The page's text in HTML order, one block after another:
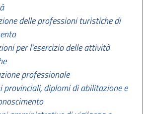
delle professioni turistiche di
per l'esercizio delle attività
professionale
provinciali, diplomi di abilitazione e